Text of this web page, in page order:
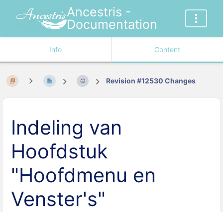
Ancestris -
Documentation
Info Content
Revision #12530 Changes
Indeling van
Hoofdstuk
"Hoofdmenu en
Venster's"